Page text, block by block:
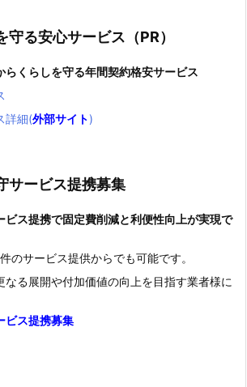
る安心サービス（PR）
らくらしを守る年間契約格安サービス
詳細(外部サイト)
サービス提携募集
ビス提携で固定費削減と利便性向上が実現で
のサービス提供からでも可能です。
なる展開や付加価値の向上を目指す業者様に
ビス提携募集